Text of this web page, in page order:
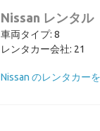
Nissan レンタル
車両タイプ: 8
レンタカー会社: 21
Nissan のレンタカー